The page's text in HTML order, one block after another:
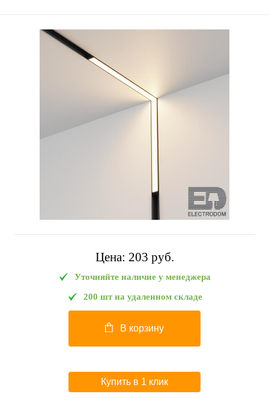
Цена: 203 pуб.
Уточняйте наличие у менеджера
200 шт на удаленном складе
В корзину
Купить в 1 клик